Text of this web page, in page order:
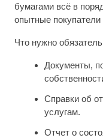
бумагами всё в
опытные покупатели
Что нужно
Документы,
Справки об
услугам.
Отчет о